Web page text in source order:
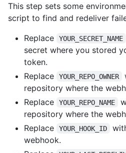
This step sets some
script to find and redeliver
Replace
YOUR_SECRET_NAME
secret where you stored
token.
Replace
YOUR_REPO_OWNER
repository where the
Replace
YOUR_REPO_NAME
repository where the
Replace
YOUR_HOOK_ID
webhook.